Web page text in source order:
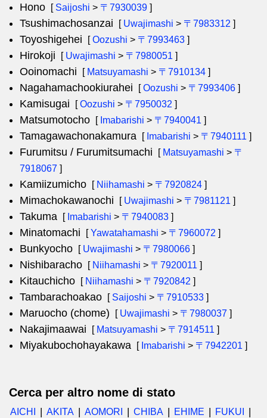
Hono [ Saijoshi > 〒7930039 ]
Tsushimachosanzai [ Uwajimashi > 〒7983312 ]
Toyoshigehei [Oozushi > 〒7993463 ]
Hirokoji [ Uwajimashi > 〒7980051 ]
Ooinomachi [ Matsuyamashi > 〒7910134 ]
Nagahamachookiurahei [Oozushi > 〒7993406 ]
Kamisugai [Oozushi > 〒7950032 ]
Matsumotocho [ Imabarishi > 〒7940041 ]
Tamagawachonakamura [ Imabarishi > 〒7940111 ]
Furumitsu / Furumitsumachi [ Matsuyamashi > 〒
7918067 ]
Kamiizumicho [ Niihamashi > 〒7920824 ]
Mimachokawanochi [ Uwajimashi > 〒7981121 ]
Takuma [ Imabarishi > 〒7940083 ]
Minatomachi [Yawatahamashi > 〒7960072 ]
Bunkyocho [ Uwajimashi > 〒7980066 ]
Nishibaracho [ Niihamashi > 〒7920011 ]
Kitauchicho [ Niihamashi > 〒7920842 ]
Tambarachoakao [ Saijoshi > 〒7910533 ]
Maruocho (chome) [ Uwajimashi > 〒7980037 ]
Nakajimaawai [ Matsuyamashi > 〒7914511 ]
Miyakubochohayakawa [ Imabarishi > 〒7942201 ]
Cerca per altro nome di stato
AICHI AKITA AOMORI CHIBA EHIME
FUKUI